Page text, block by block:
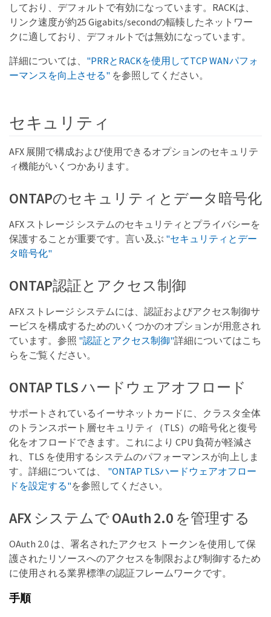
しており、デフォルトで有効になっています。RACKは、
リンク速度が約25 Gigabits/secondの輻輳したネットワー
クに適しており、デフォルトでは無効になっています。
詳細については、 "PRRとRACKを使用してTCP WANパフォ
ーマンスを向上させる" を参照してください。
セキュリティ
AFX 展開で構成および使用できるオプションのセキュリテ
ィ機能がいくつかあります。
ONTAPのセキュリティとデータ暗号化
AFX ストレージ システムのセキュリティとプライバシーを
保護することが重要です。言い及ぶ "セキュリティとデー
タ暗号化"
ONTAP認証とアクセス制御
AFX ストレージ システムには、認証およびアクセス制御サ
ービスを構成するためのいくつかのオプションが用意され
ています。参照 "認証とアクセス制御"詳細についてはこち
らをご覧ください。
ONTAP TLS ハードウェアオフロード
サポートされているイーサネットカードに、クラスタ全体
のトランスポート層セキュリティ（TLS）の暗号化と復号
化をオフロードできます。これにより CPU 負荷が軽減さ
れ、TLS を使用するシステムのパフォーマンスが向上しま
す。詳細については、 "ONTAP TLSハードウェアオフロー
ドを設定する"を参照してください。
AFX システムで OAuth 2.0 を管理する
OAuth 2.0 は、署名されたアクセス トークンを使用して保
護されたリソースへのアクセスを制限および制御するため
に使用される業界標準の認証フレームワークです。
手順